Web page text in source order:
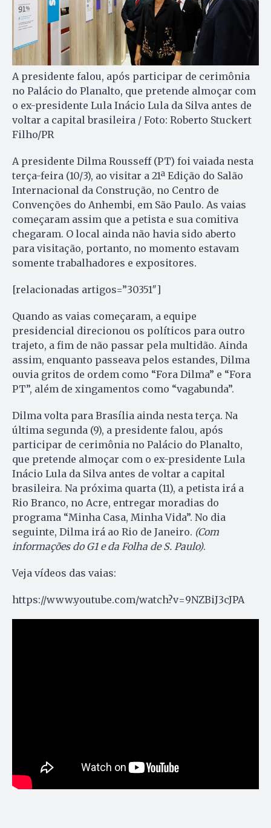
A presidente falou, após participar de cerimônia
no Palácio do Planalto, que pretende almoçar com
o ex-presidente Lula Inácio Lula da Silva antes de
voltar a capital brasileira / Foto: Roberto Stuckert
Filho/PR
A presidente Dilma Rousseff (PT) foi vaiada nesta
terça-feira (10/3), ao visitar a 21ª Edição do Salão
Internacional da Construção, no Centro de
Convenções do Anhembi, em São Paulo. As vaias
começaram assim que a petista e sua comitiva
chegaram. O local ainda não havia sido aberto
para visitação, portanto, no momento estavam
somente trabalhadores e expositores.
[relacionadas artigos=”30351″]
Quando as vaias começaram, a equipe
presidencial direcionou os políticos para outro
trajeto, a fim de não passar pela multidão. Ainda
assim, enquanto passeava pelos estandes, Dilma
ouvia gritos de ordem como “Fora Dilma” e “Fora
PT”, além de xingamentos como “vagabunda”.
Dilma volta para Brasília ainda nesta terça. Na
última segunda (9), a presidente falou, após
participar de cerimônia no Palácio do Planalto,
que pretende almoçar com o ex-presidente Lula
Inácio Lula da Silva antes de voltar a capital
brasileira. Na próxima quarta (11), a petista irá a
Rio Branco, no Acre, entregar moradias do
programa “Minha Casa, Minha Vida”. No dia
seguinte, Dilma irá ao Rio de Janeiro. (Com
informações do G1 e da Folha de S. Paulo).
Veja vídeos das vaias:
https://www.youtube.com/watch?v=9NZBiJ3cJPA